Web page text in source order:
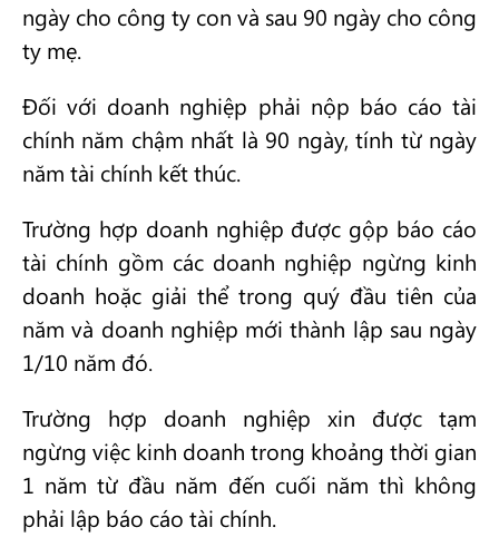
ngày cho công ty con và sau 90 ngày cho công
ty mẹ.
Đối với doanh nghiệp phải nộp báo cáo tài
chính năm chậm nhất là 90 ngày, tính từ ngày
năm tài chính kết thúc.
Trường hợp doanh nghiệp được gộp báo cáo
tài chính gồm các doanh nghiệp ngừng kinh
doanh hoặc giải thể trong quý đầu tiên của
năm và doanh nghiệp mới thành lập sau ngày
1/10 năm đó.
Trường hợp doanh nghiệp xin được tạm
ngừng việc kinh doanh trong khoảng thời gian
1 năm từ đầu năm đến cuối năm thì không
phải lập báo cáo tài chính.